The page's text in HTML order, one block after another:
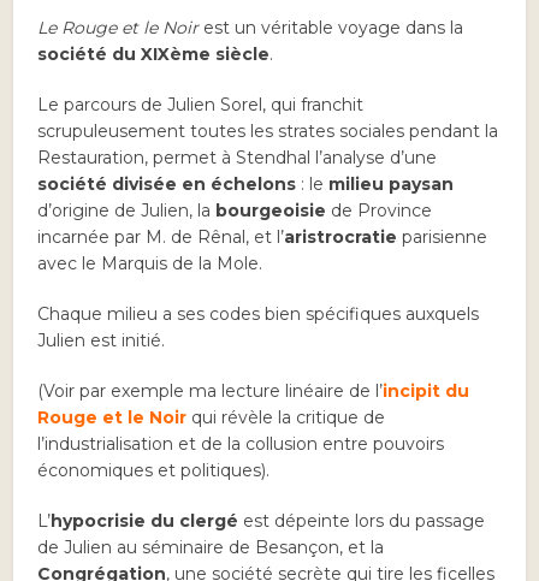
Le Rouge et le Noirest un véritable voyage dans la
société du XIXème siècle.
Le parcours de Julien Sorel, qui franchit
scrupuleusement toutes les strates sociales pendant la
Restauration, permet à Stendhal l’analyse d’une
société divisée en échelons : le milieu paysan
d’origine de Julien, la bourgeoisie de Province
incarnée par M. de Rênal, et l’aristrocratie parisienne
avec le Marquis de la Mole.
Chaque milieu a ses codes bien spécifiques auxquels
Julien est initié.
(Voir par exemple ma lecture linéaire de l’incipit du
Rouge et le Noir qui révèle la critique de
l’industrialisation et de la collusion entre pouvoirs
économiques et politiques).
L’hypocrisie du clergé est dépeinte lors du passage
de Julien au séminaire de Besançon, et la
Congrégation, une société secrète qui tire les ficelles